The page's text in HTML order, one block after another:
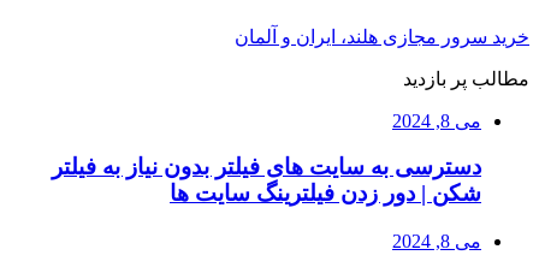
خرید سرور مجازی هلند، ایران و آلمان
مطالب پر بازدید
می 8, 2024
دسترسی به سایت های فیلتر بدون نیاز به فیلتر
شکن | دور زدن فیلترینگ سایت ها
می 8, 2024